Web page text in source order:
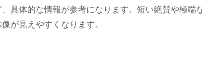
具体的な情報が参考になります。短い絶賛や極端
が見えやすくなります。